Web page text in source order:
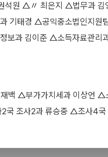
석원 △〃 최은지 △법무과
기태경 △공익중소법인지원
보과 김이준 △소득자료관리
백 △부가가치세과 이상언 △
국 조사2과 류승중 △조사4